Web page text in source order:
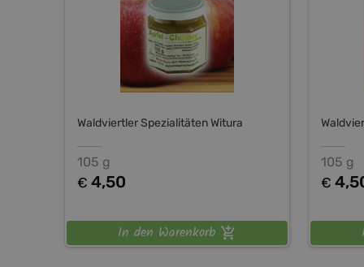
Waldviertler Spezialitäten Witura
105 g
€ 4,50
In den Warenkorb
105 g
€